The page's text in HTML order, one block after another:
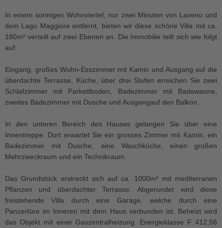
In einem sonnigen Wohnviertel, nur zwei Minuten von Laveno und
dem Lago Maggiore entfernt, bieten wir diese schöne Villa mit ca.
180m² verteilt auf zwei Ebenen an. Die Immobilie teilt sich wie folgt
auf:
Eingang, großes Wohn-Esszimmer mit Kamin und Ausgang auf die
überdachte Terrasse, Küche, über drei Stufen erreichen Sie zwei
Schlafzimmer mit Parkettboden, Badezimmer mit Badewanne,
zweites Badezimmer mit Dusche und Ausgangauf den Balkon.
In den unteren Bereich des Hauses gelangen Sie über eine
Innentreppe. Dort erwartet Sie ein grosses Zimmer mit Kamin, ein
Badezimmer mit Dusche, eine Waschküche, einen großen
Mehrzweckraum und ein Technikraum.
Das Grundstück erstreckt sich auf ca. 1000m² mit mediterranen
Pflanzen und überdachter Terrasse. Abgerundet wird diese
freistehende Villa durch eine Garage, welche durch eine
Panzertüre im Inneren mit dem Haus verbunden ist. Beheizt wird
das Objekt mit einer Gaszentralheizung. Energieklasse F 412,56